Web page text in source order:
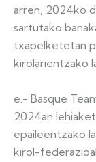
arren, 2024ko
sartutako
txapelketetan
kirolarientzako
e.- Basque
2024an
epaileentzako
kirol-